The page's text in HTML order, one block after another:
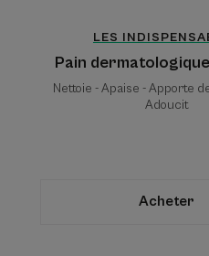
LES
Pain
Nettoie - Apaise - Apporte
Adoucit
Acheter